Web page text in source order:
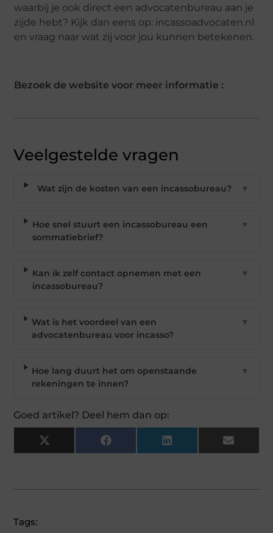
waarbij je ook direct een advocatenbureau aan je
zijde hebt? Kijk dan eens op: incassoadvocaten.nl
en vraag naar wat zij voor jou kunnen betekenen.
Bezoek de website voor meer informatie :
Veelgestelde vragen
Wat zijn de kosten van een incassobureau? ▼
Hoe snel stuurt een incassobureau een
sommatiebrief?
▼
Kan ik zelf contact opnemen met een
incassobureau?
▼
Wat is het voordeel van een
advocatenbureau voor incasso?
▼
Hoe lang duurt het om openstaande
rekeningen te innen?
▼
Goed artikel? Deel hem dan op:
X
(Twitter)
Facebook LinkedIn Email
Tags: